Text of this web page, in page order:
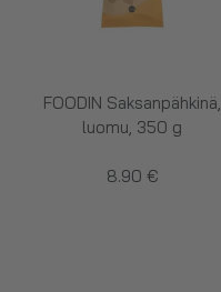
FOODIN Saksanpähkinä,
luomu, 350 g
8.90 €